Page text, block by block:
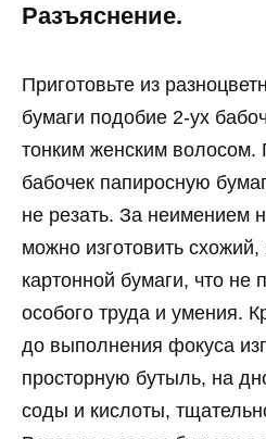
Разъяснение.
Приготовьте из
бумаги подобие 2-ух
тонким женским волосом.
бабочек папиросную
не резать. За неимением
можно изготовить
картонной бумаги, что не
особого труда и умения.
до выполнения фокуса
просторную бутыль, на
соды и кислоты,